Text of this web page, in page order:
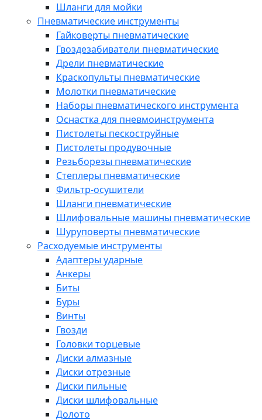
Шланги для мойки
Пневматические инструменты
Гайковерты пневматические
Гвоздезабиватели пневматические
Дрели пневматические
Краскопульты пневматические
Молотки пневматические
Наборы пневматического инструмента
Оснастка для пневмоинструмента
Пистолеты пескоструйные
Пистолеты продувочные
Резьборезы пневматические
Степлеры пневматические
Фильтр-осушители
Шланги пневматические
Шлифовальные машины пневматические
Шуруповерты пневматические
Расходуемые инструменты
Адаптеры ударные
Анкеры
Биты
Буры
Винты
Гвозди
Головки торцевые
Диски алмазные
Диски отрезные
Диски пильные
Диски шлифовальные
Долото